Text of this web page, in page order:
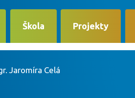
Škola Projekty
Jaromíra Celá